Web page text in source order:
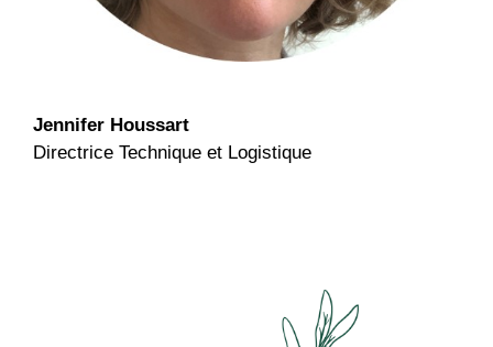
Jennifer Houssart
Directrice Technique et Logistique